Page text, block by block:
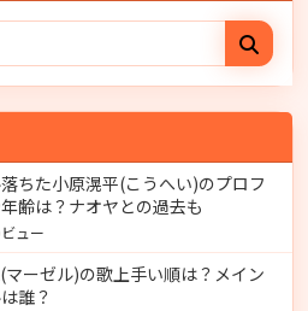
ちた小原滉平(こうへい)のプロフ
齢は？ナオヤとの過去も
ュー
マーゼル)の歌上手い順は？メイン
誰？